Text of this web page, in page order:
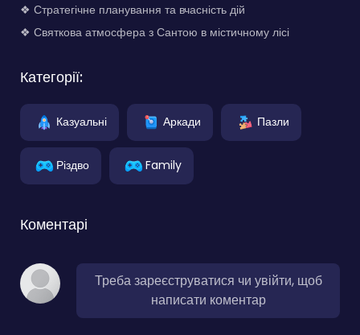
❖ Стратегічне планування та вчасність дій
❖ Святкова атмосфера з Сантою в містичному лісі
Категорії:
Казуальні Аркади Пазли
Різдво Family
Коментарі
Треба зареєструватися чи увійти, щоб
написати коментар